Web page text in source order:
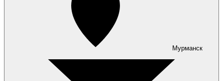
Мурманск